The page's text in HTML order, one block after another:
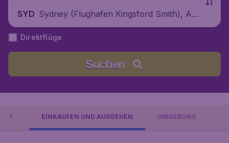
SYD Sydney (Flughafen Kingsford Smith), Au
stralien
Direktflüge
Suchen
EINKAUFEN UND AUSGEHEN UMGEBUNG